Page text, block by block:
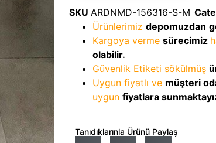
SKU ARDNMD-156316-S-M
Ürünlerimiz depomuzdan
Kargoya verme sürecimiz
olabilir.
Güvenlik Etiketi sökülmüş
Uygun fiyatlı ve müşteri
uygun fiyatlara
Tanıdıklarınla Ürünü Paylaş